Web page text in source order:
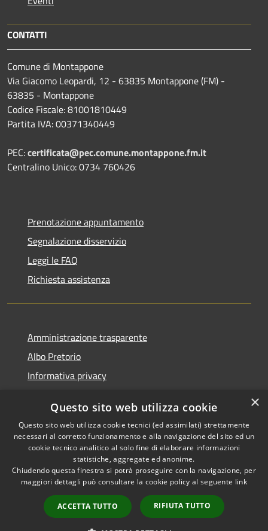
CONTATTI
Comune di Montappone
Via Giacomo Leopardi, 12 - 63835 Montappone (FM) -
63835 - Montappone
Codice Fiscale: 81001810449
Partita IVA: 00371340449
PEC:certificata@pec.comune.montappone.fm.it
Centralino Unico: 0734 760426
Prenotazione appuntamento
Segnalazione disservizio
Leggi le FAQ
Richiesta assistenza
Amministrazione trasparente
Albo Pretorio
Informativa privacy
Dichiarazione di accessibilità
RSS
Accessibilità
Copyright © 2026 • Comune di
Montappone • Powered by
Municipium•
Accesso
redazione
×
Questo sito web utilizza cookie
Questo sito web utilizza cookie tecnici (ed assimilati) strettamente
necessari al corretto funzionamento e alla navigazione del sito ed un
cookie tecnico analitico al solo fine di elaborare informazioni
statistiche, aggregate ed anonime.
Chiudendo questa finestra si potrà proseguire con la navigazione, per
maggiori dettagli può consultare la cookie policy al seguente link
ACCETTA TUTTO RIFIUTA TUTTO